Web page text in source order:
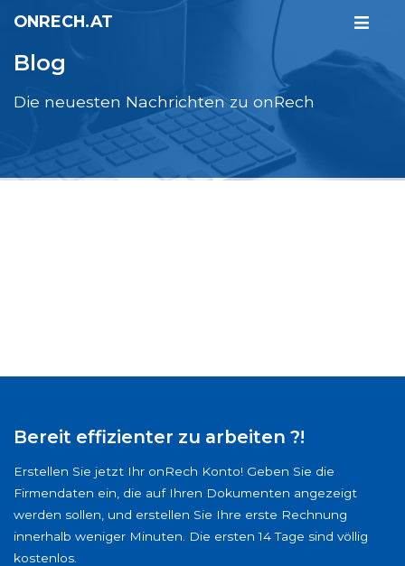
ONRECH.AT
Blog
Die neuesten Nachrichten zu onRech
Bereit effizienter zu arbeiten ?!
Erstellen Sie jetzt Ihr onRech Konto! Geben Sie die
Firmendaten ein, die auf Ihren Dokumenten angezeigt
werden sollen, und erstellen Sie Ihre erste Rechnung
innerhalb weniger Minuten. Die ersten 14 Tage sind völlig
kostenlos.